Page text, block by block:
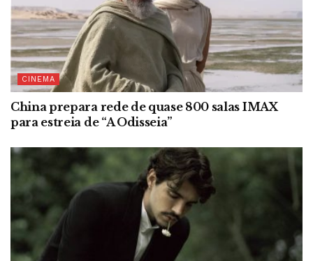
CINEMA
China prepara rede de quase 800 salas IMAX
para estreia de “A Odisseia”